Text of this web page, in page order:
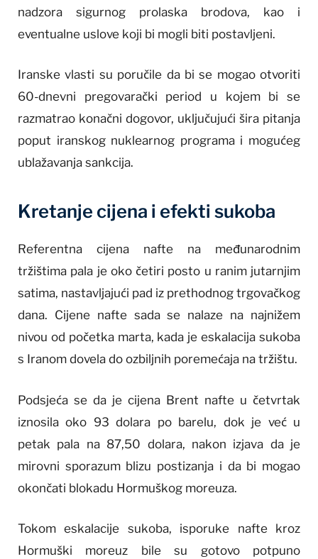
nadzora sigurnog prolaska brodova, kao i
eventualne uslove koji bi mogli biti postavljeni.
Iranske vlasti su poručile da bi se mogao otvoriti
60-dnevni pregovarački period u kojem bi se
razmatrao konačni dogovor, uključujući šira pitanja
poput iranskog nuklearnog programa i mogućeg
ublažavanja sankcija.
Kretanje cijena i efekti sukoba
Referentna cijena nafte na međunarodnim
tržištima pala je oko četiri posto u ranim jutarnjim
satima, nastavljajući pad iz prethodnog trgovačkog
dana. Cijene nafte sada se nalaze na najnižem
nivou od početka marta, kada je eskalacija sukoba
s Iranom dovela do ozbiljnih poremećaja na tržištu.
Podsjeća se da je cijena Brent nafte u četvrtak
iznosila oko 93 dolara po barelu, dok je već u
petak pala na 87,50 dolara, nakon izjava da je
mirovni sporazum blizu postizanja i da bi mogao
okončati blokadu Hormuškog moreuza.
Tokom eskalacije sukoba, isporuke nafte kroz
Hormuški moreuz bile su gotovo potpuno